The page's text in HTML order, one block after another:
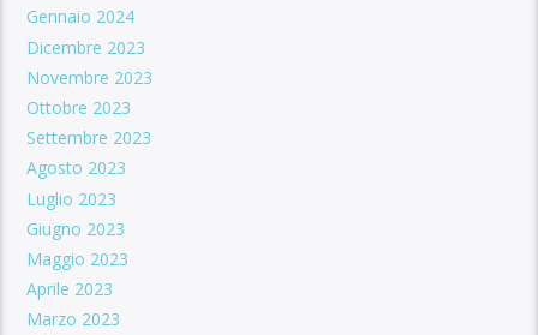
Gennaio 2024
Dicembre 2023
Novembre 2023
Ottobre 2023
Settembre 2023
Agosto 2023
Luglio 2023
Giugno 2023
Maggio 2023
Aprile 2023
Marzo 2023